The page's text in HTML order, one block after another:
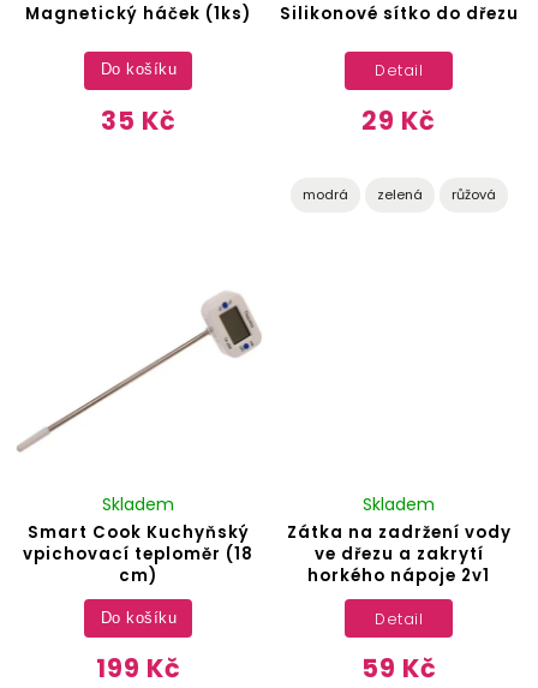
Magnetický háček (1ks)
35 Kč
Do košíku
Silikonové sítko do dřezu
29 Kč
Detail
modrá zelená růžová
Smart Cook Kuchyňský
vpichovací teploměr (18
cm)
Skladem
199 Kč
Do košíku
Zátka na zadržení vody
ve dřezu a zakrytí
horkého nápoje 2v1
Skladem
59 Kč
Detail